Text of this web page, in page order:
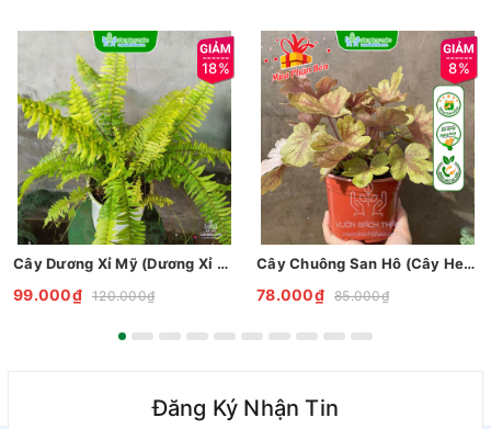
18%
Cây Dương Xỉ Mỹ (Dương Xỉ Vàng)
99.000₫ 120.000₫
8%
Cây Chuông San Hô (Cây Heuchera)
78.000₫ 85.000₫
Đăng Ký Nhận Tin